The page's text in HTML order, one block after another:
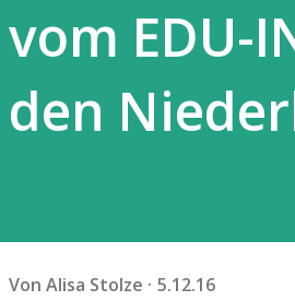
vom EDU-
den
Von Alisa Stolze 5.12.16